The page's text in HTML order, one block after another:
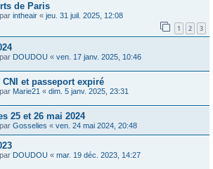
de Paris
intheair « jeu. 31 juil. 2025, 12:08
1 2 3
DOUDOU « ven. 17 janv. 2025, 10:46
CNI et passeport expiré
Marie21 « dim. 5 janv. 2025, 23:31
25 et 26 mai 2024
Gosselies « ven. 24 mai 2024, 20:48
DOUDOU « mar. 19 déc. 2023, 14:27